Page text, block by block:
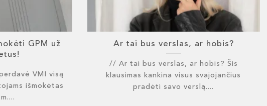
GPM už
VMI visą
išmokėtas
Ar tai bus verslas, ar hobis?
// Ar tai bus verslas, ar hobis? Šis
klausimas kankina visus svajojančius
pradėti savo verslą....